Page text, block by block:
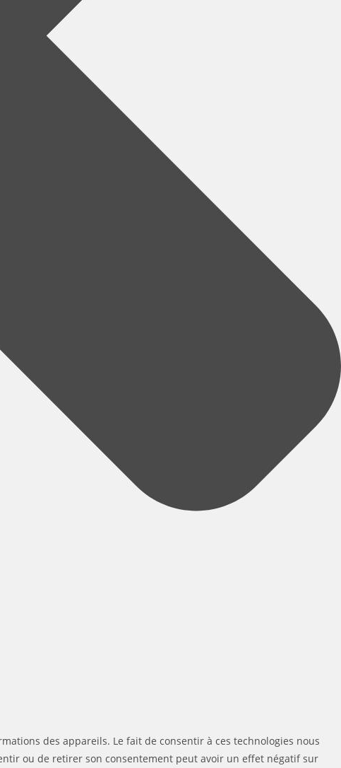
des appareils. Le fait de consentir à ces technologies nous
ou de retirer son consentement peut avoir un effet négatif sur